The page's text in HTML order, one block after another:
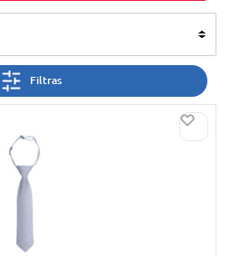
Filtras